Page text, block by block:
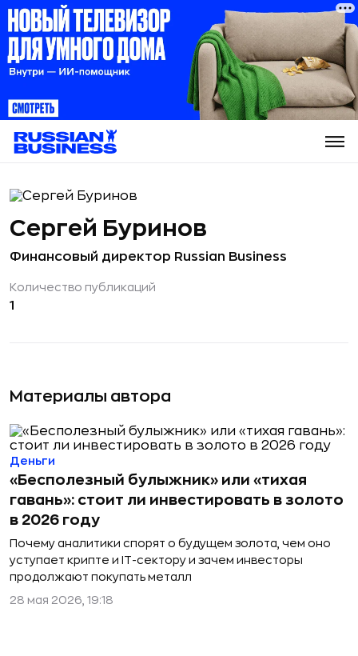
Материалы автора
«Бесполезный булыжник» или «тихая
гавань»: стоит ли инвестировать в золото
в 2026 году
Почему аналитики спорят о будущем золота, чем оно
уступает крипте и IT-сектору и зачем инвесторы
продолжают покупать металл
Деньги
28 мая 2026, 19:18
Сергей Буринов
Финансовый директор Russian Business
Количество публикаций
1